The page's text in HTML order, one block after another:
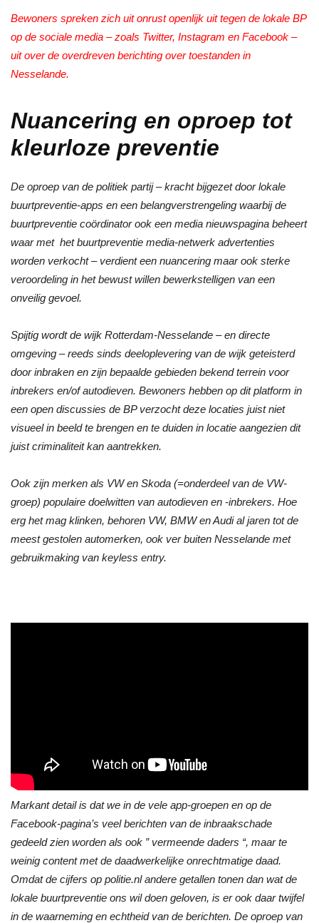
Bewoners spreken zich uit onrust openlijk uit tegen de lokale BP
op de sociale media – zoals Twitter, Instagram en Facebook –
uit over de overdreven berichting over toestanden in
Nesselande.
Nuancering en oproep tot
kleurloze preventie
De oproep van de politiek partij – kracht bijgezet door lokale
buurtpreventie-apps en een belangverstrengeling waarbij de
buurtpreventie coördinator ook een media nieuwspagina beheert
waar met het buurtpreventie media-netwerk advertenties
worden verkocht – verdient een nuancering maar ook sterke
veroordeling in het bewust willen bewerkstelligen van een
onveilig gevoel.
Spijtig wordt de wijk Rotterdam-Nesselande – en directe
omgeving – reeds sinds deeloplevering van de wijk geteisterd
door inbraken en zijn bepaalde gebieden bekend terrein voor
inbrekers en/of autodieven. Bewoners hebben op dit platform in
een open discussies de BP verzocht deze locaties juist niet
visueel in beeld te brengen en te duiden in locatie aangezien dit
juist criminaliteit kan aantrekken.
Ook zijn merken als VW en Skoda (=onderdeel van de VW-
groep) populaire doelwitten van autodieven en -inbrekers. Hoe
erg het mag klinken, behoren VW, BMW en Audi al jaren tot de
meest gestolen automerken, ook ver buiten Nesselande met
gebruikmaking van keyless entry.
Markant detail is dat we in de vele app-groepen en op de
Facebook-pagina’s veel berichten van de inbraakschade
gedeeld zien worden als ook ” vermeende daders “, maar te
weinig content met de daadwerkelijke onrechtmatige daad.
Omdat de cijfers op politie.nl andere getallen tonen dan wat de
lokale buurtpreventie ons wil doen geloven, is er ook daar twijfel
in de waarneming en echtheid van de berichten. De oproep van